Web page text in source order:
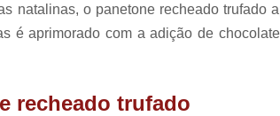
Charuto de
natalinas, o panetone recheado trufado
é aprimorado com a adição de
recheado trufado